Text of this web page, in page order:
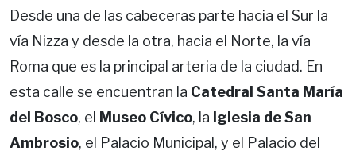
Desde una de las cabeceras parte hacia el Sur la
vía Nizza y desde la otra, hacia el Norte, la vía
Roma que es la principal arteria de la ciudad. En
esta calle se encuentran la Catedral Santa María
del Bosco, el Museo Cívico, la Iglesia de San
Ambrosio, el Palacio Municipal, y el Palacio del